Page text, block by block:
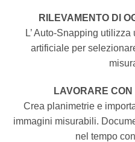
RILEVAMENTO DI
L’ Auto-Snapping
artificiale per
LAVORARE
Crea planimetrie e
immagini misurabili.
nel tempo